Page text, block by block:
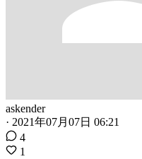
askender
· 2021年07月07日 06:21
4
1